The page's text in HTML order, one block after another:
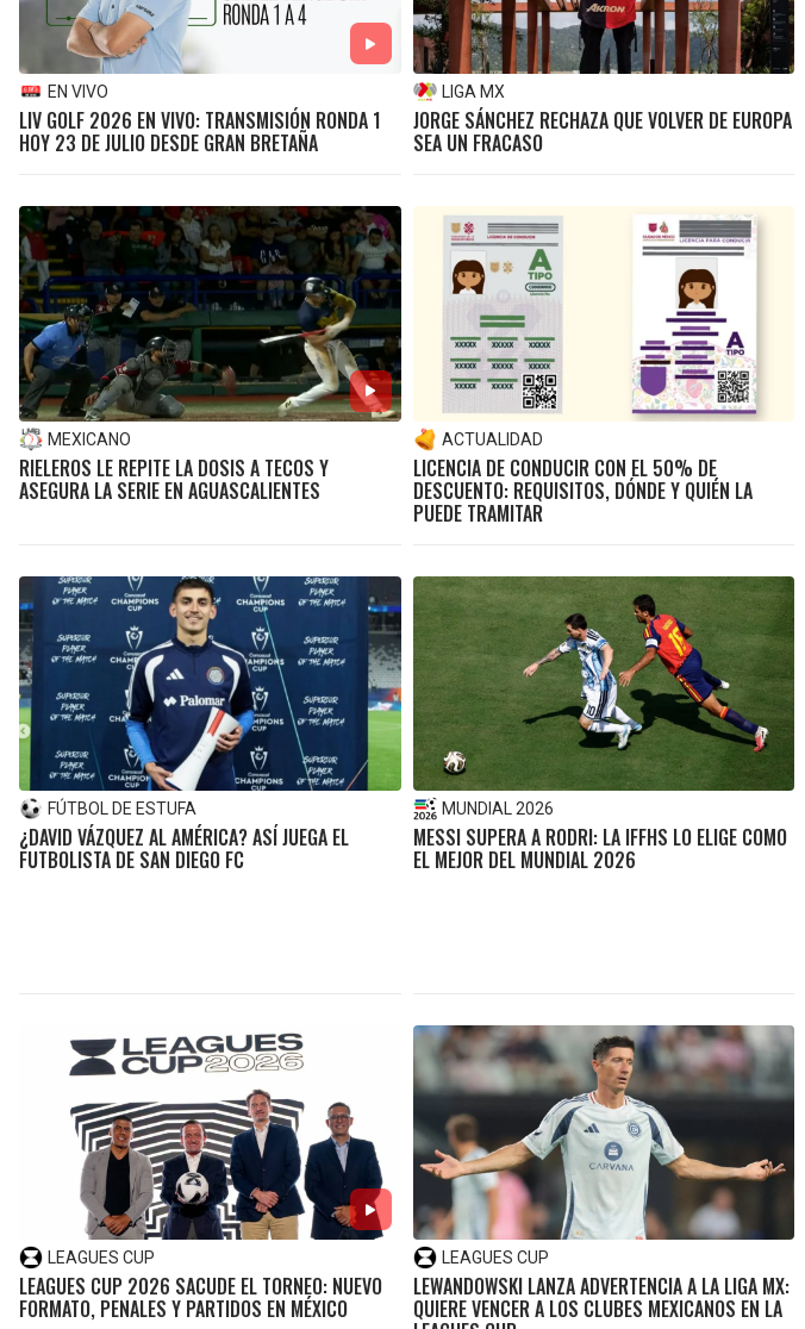
EN VIVO
LIV GOLF 2026 EN VIVO: TRANSMISIÓN RONDA 1
HOY 23 DE JULIO DESDE GRAN BRETAÑA
LIGA MX
JORGE SÁNCHEZ RECHAZA QUE VOLVER DE EUROPA
SEA UN FRACASO
MEXICANO
RIELEROS LE REPITE LA DOSIS A TECOS Y
ASEGURA LA SERIE EN AGUASCALIENTES
ACTUALIDAD
LICENCIA DE CONDUCIR CON EL 50% DE
DESCUENTO: REQUISITOS, DÓNDE Y QUIÉN LA
PUEDE TRAMITAR
FÚTBOL DE ESTUFA
¿DAVID VÁZQUEZ AL AMÉRICA? ASÍ JUEGA EL
FUTBOLISTA DE SAN DIEGO FC
MUNDIAL 2026
MESSI SUPERA A RODRI: LA IFFHS LO ELIGE COMO
EL MEJOR DEL MUNDIAL 2026
LEAGUES CUP
LEAGUES CUP 2026 SACUDE EL TORNEO: NUEVO
FORMATO, PENALES Y PARTIDOS EN MÉXICO
LEAGUES CUP
LEWANDOWSKI LANZA ADVERTENCIA A LA LIGA MX:
QUIERE VENCER A LOS CLUBES MEXICANOS EN LA